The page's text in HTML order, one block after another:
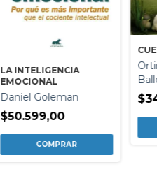
LA INTELIGENCIA
EMOCIONAL
Daniel Goleman
$50.599,00